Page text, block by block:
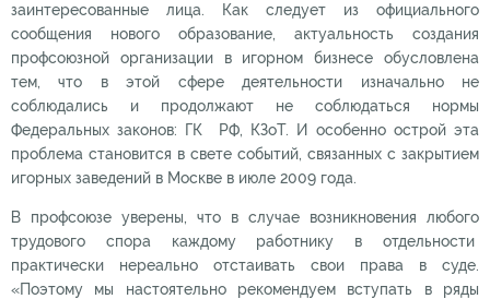
заинтересованные лица. Как следует из официального
сообщения нового образование, актуальность создания
профсоюзной организации в игорном бизнесе обусловлена
тем, что в этой сфере деятельности изначально не
соблюдались и продолжают не соблюдаться нормы
Федеральных законов: ГК РФ, КЗоТ. И особенно острой эта
проблема становится в свете событий, связанных с закрытием
игорных заведений в Москве в июле 2009 года.
В профсоюзе уверены, что в случае возникновения любого
трудового спора каждому работнику в отдельности
практически нереально отстаивать свои права в суде.
«Поэтому мы настоятельно рекомендуем вступать в ряды